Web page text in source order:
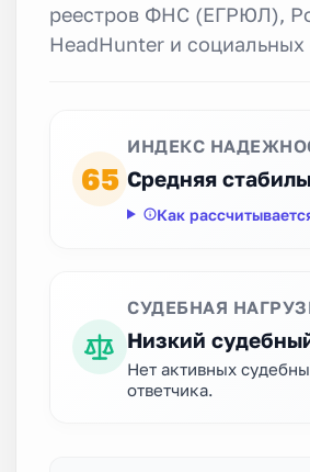
реестров ФНС (ЕГРЮЛ),
HeadHunter и социальных
65
ИНДЕКС
Средняя
Как
СУДЕБНАЯ
Низкий
Нет активных
ответчика.